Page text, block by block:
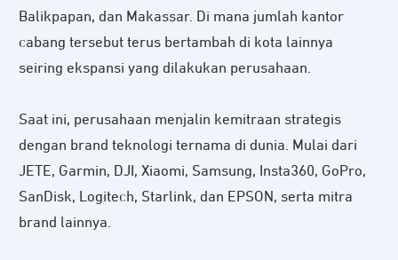
Balikpapan, dan Makassar. Di mana jumlah kantor
cabang tersebut terus bertambah di kota lainnya
seiring ekspansi yang dilakukan perusahaan.
Saat ini, perusahaan menjalin kemitraan strategis
dengan brand teknologi ternama di dunia. Mulai dari
JETE, Garmin, DJI, Xiaomi, Samsung, Insta360, GoPro,
SanDisk, Logitech, Starlink, dan EPSON, serta mitra
brand lainnya.